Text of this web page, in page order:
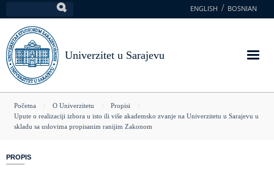
na
glavni
sadržaj
ENGLISH BOSNIAN
Univerzitet u Sarajevu
You
are
Početna O Univerzitetu
Propisi
Upute o realizaciji izbora u isto ili više akademsko zvanje na Univerzitetu u Sarajevu u
skladu sa uslovima propisanim ranijim Zakonom
PROPIS